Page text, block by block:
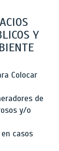
Y
Colocar
de
y/o
casos